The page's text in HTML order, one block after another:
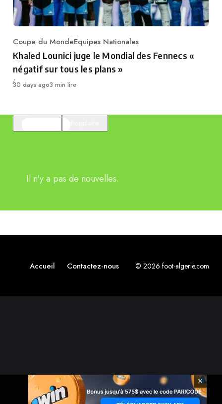
Category
Coupe du MondeEquipes Nationales
Khaled Lounici juge le Mondial des Fennecs «
négatif sur tous les plans »
Publié
30 days ago3 min lire
Il n'y a pas de nouvelles.
Accueil Contactez-nous © 2026 foot-algerie.com
×